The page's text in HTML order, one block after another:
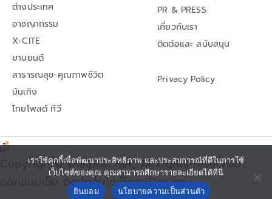
ต่างประเทศ
อาชญากรรม
X-CITE
ยานยนต์
สาธารณสุข-คุณภาพชีวิต
บันเทิง
ไทยโพสต์ ทีวี
PR & PRESS
เกี่ยวกับเรา
ติดต่อและ สนับสนุน
Privacy Policy
Copyright© thaipost.net, All rights reserved.,
ออกแบบเว็บ จัดทำเว็บไซต์โดย iDesign
เราใช้คุกกี้เพื่อพัฒนาประสิทธิภาพ และประสบการณ์ที่ดีในการใช้
เว็บไซต์ของคุณ คุณสามารถศึกษารายละเอียดได้ที่นี่
ยินยอม
นโยบายความเป็นส่วนตัว